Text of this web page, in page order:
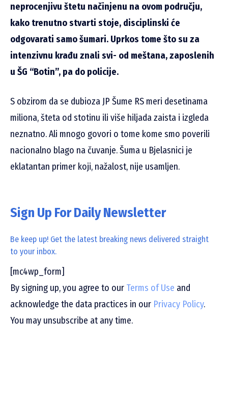
neprocenjivu štetu načinjenu na ovom području,
kako trenutno stvarti stoje, disciplinski će
odgovarati samo šumari. Uprkos tome što su za
intenzivnu krađu znali svi- od meštana, zaposlenih
u ŠG “Botin”, pa do policije.
S obzirom da se dubioza JP Šume RS meri desetinama
miliona, šteta od stotinu ili više hiljada zaista i izgleda
neznatno. Ali mnogo govori o tome kome smo poverili
nacionalno blago na čuvanje. Šuma u Bjelasnici je
eklatantan primer koji, nažalost, nije usamljen.
Sign Up For Daily Newsletter
Be keep up! Get the latest breaking news delivered straight
to your inbox.
[mc4wp_form]
By signing up, you agree to our Terms of Use and
acknowledge the data practices in our Privacy Policy.
You may unsubscribe at any time.